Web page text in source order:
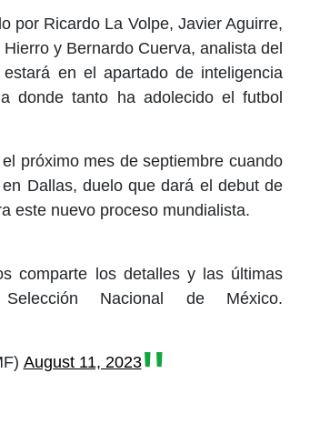
por Ricardo La Volpe, Javier Aguirre,
y Bernardo Cuerva, analista del
en el apartado de inteligencia
donde tanto ha adolecido el futbol
próximo mes de septiembre cuando
Dallas, duelo que dará el debut de
este nuevo proceso mundialista.
comparte los detalles y las últimas
Nacional de México.
August 11, 2023